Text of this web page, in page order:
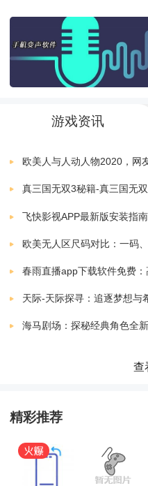
902.99 MB
迷你世界XG2024
5.79 MB
80.10 MB
迷你世界互通版
迷你世界电脑版
官方正版 1008.30 MB
v1.12.3 541.50 MB
迷你世界体验服官方版
迷你世界2中文破解版
迷你世界盒子大冒险
v2.0.5 安卓最新版 12.30 MB
游戏资讯
天际-天际探寻：追逐梦想与
查
精彩推荐